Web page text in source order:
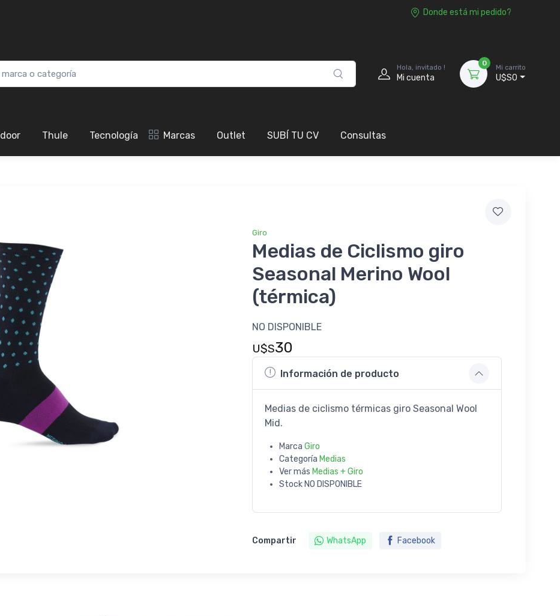
Donde está mi pedido?
Hola, invitado !
Mi cuenta
0
Mi carrito
U$S0
Thule Tecnología Marcas Outlet SUBÍ TU CV Consultas
Giro
Medias de Ciclismo giro
Seasonal Merino Wool
(térmica)
NO DISPONIBLE
U$S30
Información de producto
Medias de ciclismo térmicas giro Seasonal Wool
Mid.
Marca Giro
Categoría Medias
Ver más Medias + Giro
Stock NO DISPONIBLE
Compartir WhatsApp Facebook